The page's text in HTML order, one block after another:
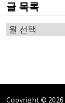
글 목록
글
Copyright © 2026